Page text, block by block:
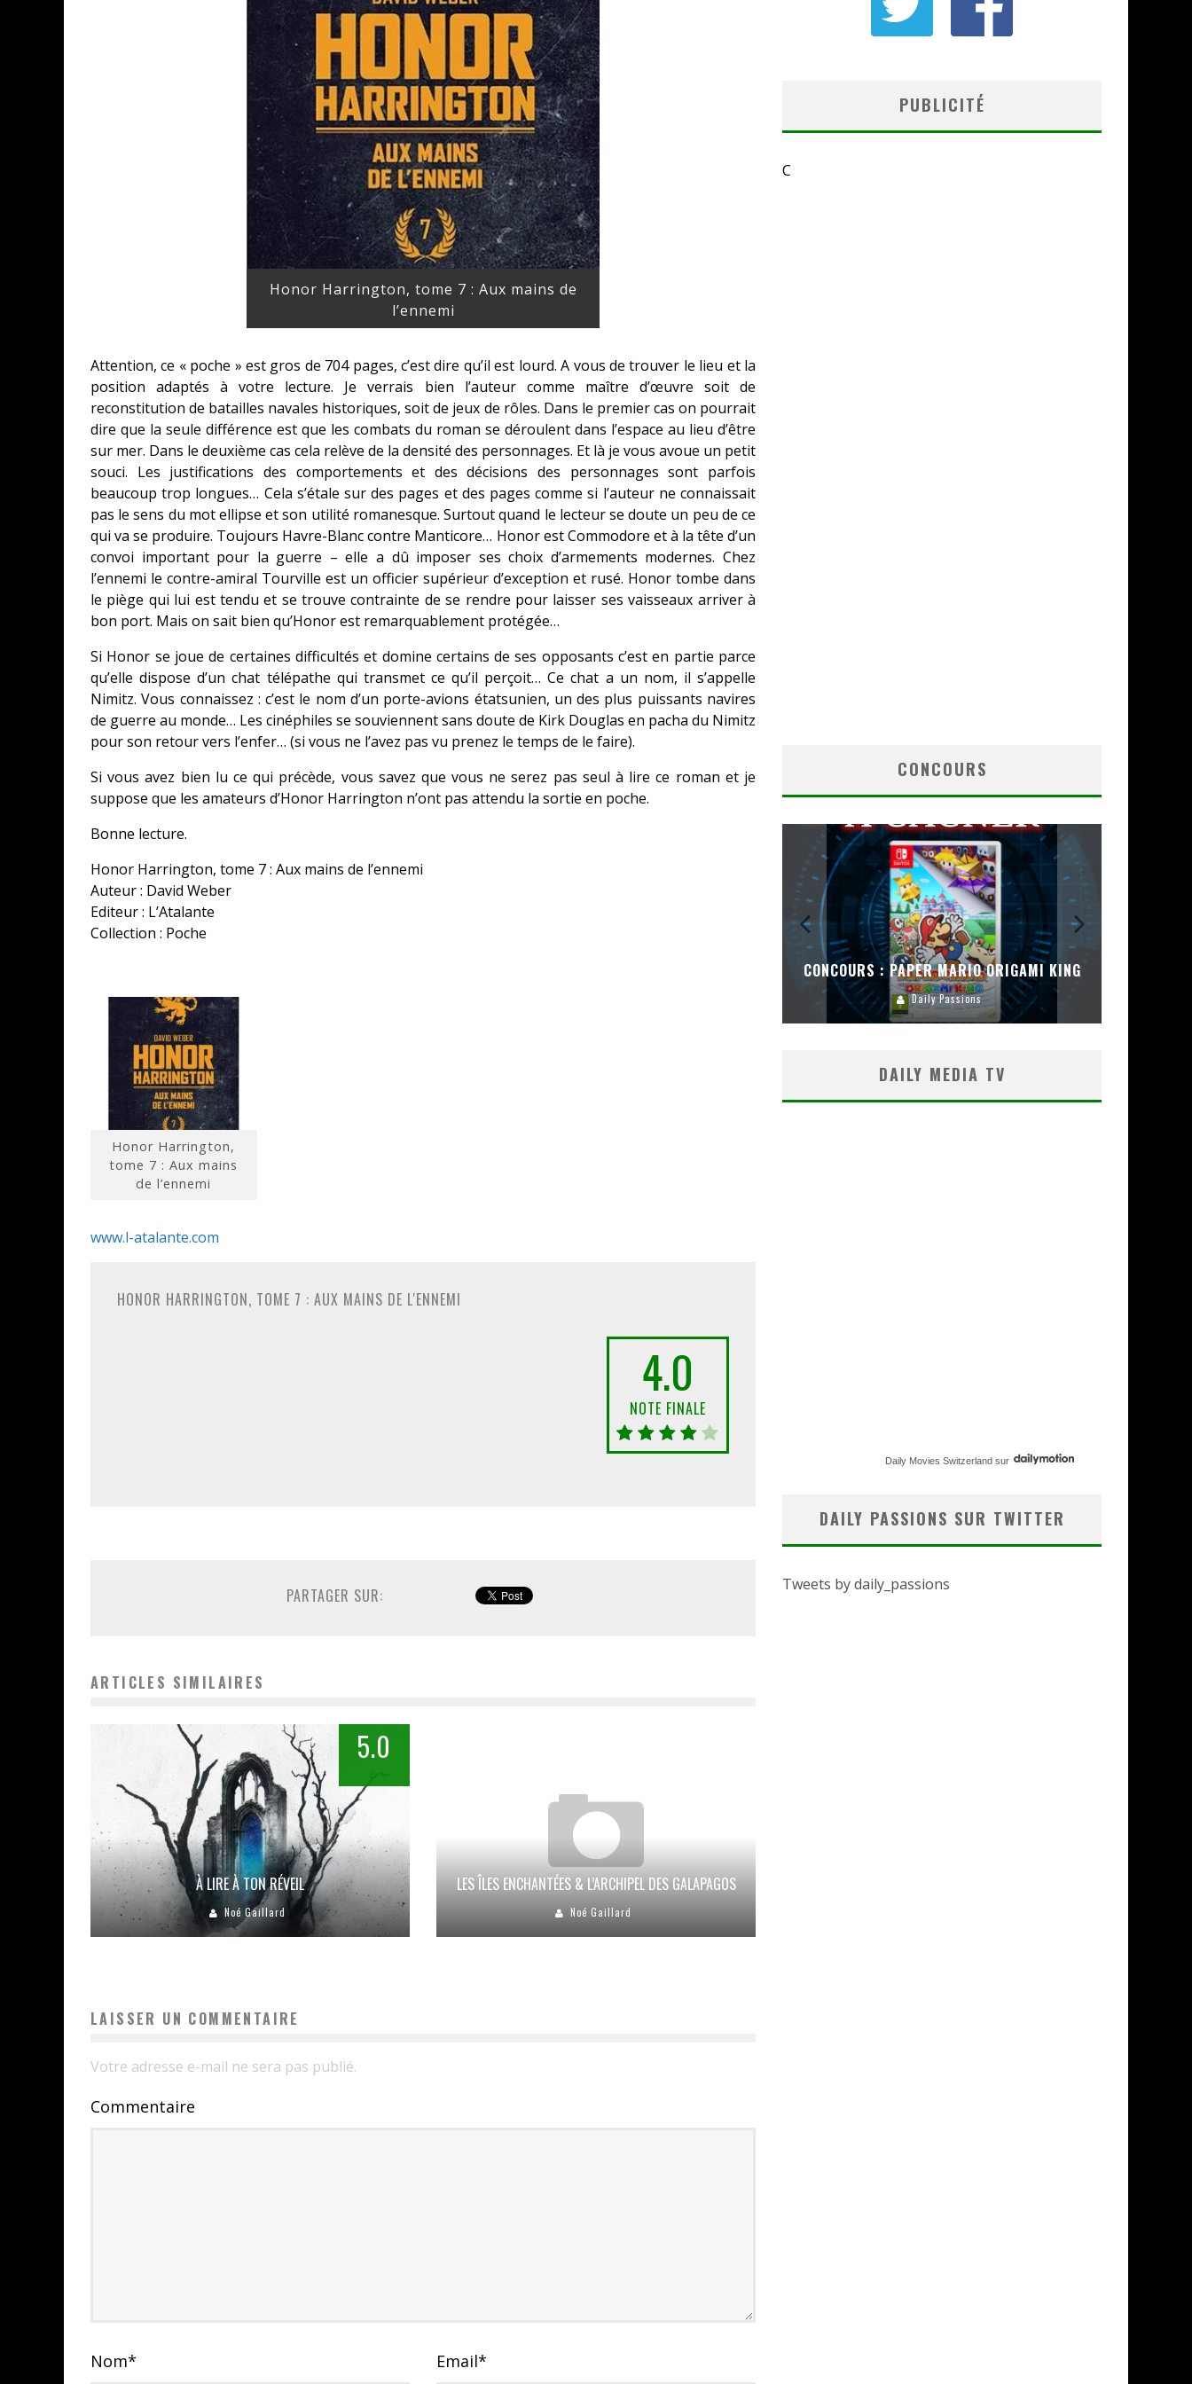
Honor Harrington, tome 7 : Aux mains de
l’ennemi
Attention, ce « poche » est gros de 704 pages, c’est dire qu’il est lourd. A vous de trouver le lieu et la
position adaptés à votre lecture. Je verrais bien l’auteur comme maître d’œuvre soit de
reconstitution de batailles navales historiques, soit de jeux de rôles. Dans le premier cas on pourrait
dire que la seule différence est que les combats du roman se déroulent dans l’espace au lieu d’être
sur mer. Dans le deuxième cas cela relève de la densité des personnages. Et là je vous avoue un petit
souci. Les justifications des comportements et des décisions des personnages sont parfois
beaucoup trop longues… Cela s’étale sur des pages et des pages comme si l’auteur ne connaissait
pas le sens du mot ellipse et son utilité romanesque. Surtout quand le lecteur se doute un peu de ce
qui va se produire. Toujours Havre-Blanc contre Manticore… Honor est Commodore et à la tête d’un
convoi important pour la guerre – elle a dû imposer ses choix d’armements modernes. Chez
l’ennemi le contre-amiral Tourville est un officier supérieur d’exception et rusé. Honor tombe dans
le piège qui lui est tendu et se trouve contrainte de se rendre pour laisser ses vaisseaux arriver à
bon port. Mais on sait bien qu’Honor est remarquablement protégée…
Si Honor se joue de certaines difficultés et domine certains de ses opposants c’est en partie parce
qu’elle dispose d’un chat télépathe qui transmet ce qu’il perçoit… Ce chat a un nom, il s’appelle
Nimitz. Vous connaissez : c’est le nom d’un porte-avions étatsunien, un des plus puissants navires
de guerre au monde… Les cinéphiles se souviennent sans doute de Kirk Douglas en pacha du Nimitz
pour son retour vers l’enfer… (si vous ne l’avez pas vu prenez le temps de le faire).
Si vous avez bien lu ce qui précède, vous savez que vous ne serez pas seul à lire ce roman et je
suppose que les amateurs d’Honor Harrington n’ont pas attendu la sortie en poche.
Bonne lecture.
Honor Harrington, tome 7 : Aux mains de l’ennemi
Auteur : David Weber
Editeur : L’Atalante
Collection : Poche
Honor Harrington,
tome 7 : Aux mains
de l’ennemi
www.l-atalante.com
HONOR HARRINGTON, TOME 7 : AUX MAINS DE L'ENNEMI
4.0
NOTE FINALE
PARTAGER SUR:
ARTICLES SIMILAIRES
5.0
À LIRE À TON RÉVEIL
Noé Gaillard
LES ÎLES ENCHANTÉES & L’ARCHIPEL DES GALAPAGOS
Noé Gaillard
LAISSER UN COMMENTAIRE
Votre adresse e-mail ne sera pas publié.
Commentaire
Nom* Email*
PUBLICITÉ
C
CONCOURS
CONCOURS : PAPER MARIO ORIGAMI KING
Daily Passions
DAILY MEDIA TV
Daily Movies Switzerland sur
DAILY PASSIONS SUR TWITTER
Tweets by daily_passions